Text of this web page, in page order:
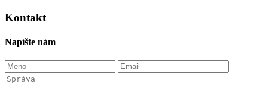
Kontakt
Napíšte nám